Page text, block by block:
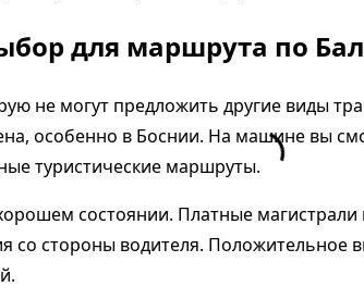
для маршрута по
не могут предложить другие виды
особенно в Боснии. На машине вы
туристические маршруты.
состоянии. Платные
стороны водителя. Положительное